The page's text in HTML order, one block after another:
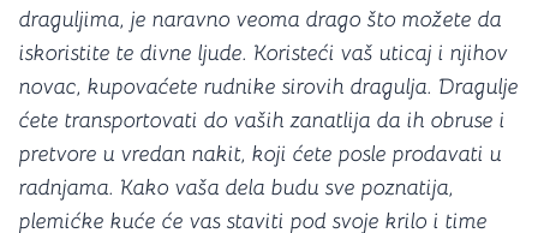
draguljima, je naravno veoma drago što možete da
iskoristite te divne ljude. Koristeći vaš uticaj i njihov
novac, kupovaćete rudnike sirovih dragulja. Dragulje
ćete transportovati do vaših zanatlija da ih obruse i
pretvore u vredan nakit, koji ćete posle prodavati u
radnjama. Kako vaša dela budu sve poznatija,
plemićke kuće će vas staviti pod svoje krilo i time